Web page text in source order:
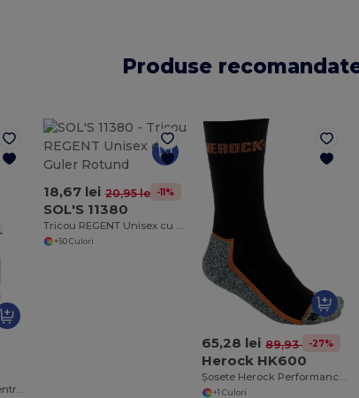
Produse
Tricou Imperial KIDS pentru copii cu guler rotund
18,67 lei 20,95 lei -11%
SOL'S 11380
Tricou REGENT Unisex cu Guler Rotund
+50 Culori
65,28 lei 89,93 lei-27%
Herock HK600
Șosete Herock Performance Quick-Dry Breathable
+1 Culori